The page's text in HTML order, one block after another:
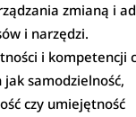
zmianą i
i narzędzi.
i kompetencji
jak samodzielność,
czy umiejętność